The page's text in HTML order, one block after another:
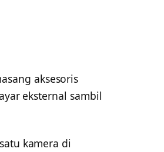
aksesoris
eksternal sambil
kamera di